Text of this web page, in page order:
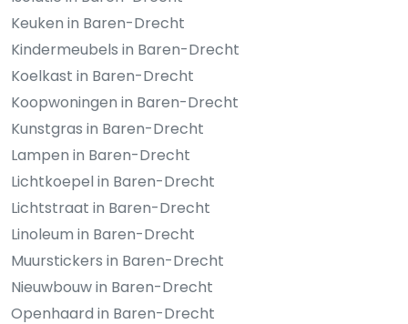
Keuken in Baren-Drecht
Kindermeubels in Baren-Drecht
Koelkast in Baren-Drecht
Koopwoningen in Baren-Drecht
Kunstgras in Baren-Drecht
Lampen in Baren-Drecht
Lichtkoepel in Baren-Drecht
Lichtstraat in Baren-Drecht
Linoleum in Baren-Drecht
Muurstickers in Baren-Drecht
Nieuwbouw in Baren-Drecht
Openhaard in Baren-Drecht